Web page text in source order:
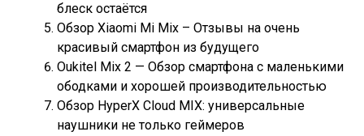
блеск остаётся
Обзор Xiaomi Mi Mix – Отзывы на очень
красивый смартфон из будущего
Oukitel Mix 2 — Обзор смартфона с маленькими
ободками и хорошей производительностью
Обзор HyperX Cloud MIX: универсальные
наушники не только геймеров